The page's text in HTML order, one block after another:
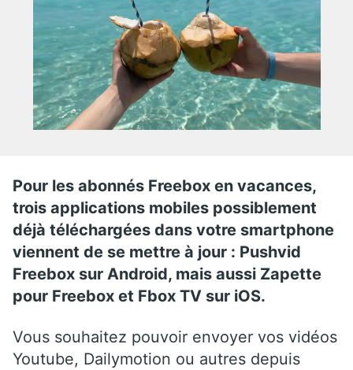
Pour les abonnés Freebox en vacances,
trois applications mobiles possiblement
déjà téléchargées dans votre smartphone
viennent de se mettre à jour : Pushvid
Freebox sur Android, mais aussi Zapette
pour Freebox et Fbox TV sur iOS.
Vous souhaitez pouvoir envoyer vos vidéos
Youtube, Dailymotion ou autres depuis